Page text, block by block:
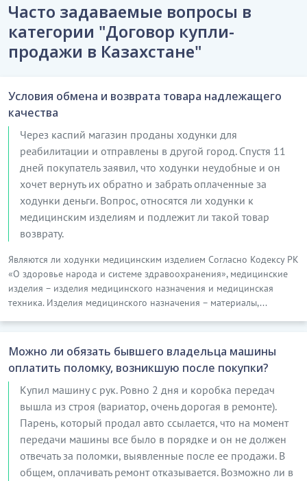
Часто задаваемые вопросы в
категории "Договор купли-
продажи в Казахстане"
Условия обмена и возврата товара надлежащего
качества
Через каспий магазин проданы ходунки для
реабилитации и отправлены в другой город. Спустя 11
дней покупатель заявил, что ходунки неудобные и он
хочет вернуть их обратно и забрать оплаченные за
ходунки деньги. Вопрос, относятся ли ходунки к
медицинским изделиям и подлежит ли такой товар
возврату.
Являются ли ходунки медицинским изделием Согласно Кодексу РК
«О здоровье народа и системе здравоохранения», медицинские
изделия – изделия медицинского назначения и медицинская
техника. Изделия медицинского назначения – материалы,...
Можно ли обязать бывшего владельца машины
оплатить поломку, возникшую после покупки?
Купил машину с рук. Ровно 2 дня и коробка передач
вышла из строя (вариатор, очень дорогая в ремонте).
Парень, который продал авто ссылается, что на момент
передачи машины все было в порядке и он не должен
отвечать за поломки, выявленные после ее продажи. В
общем, оплачивать ремонт отказывается. Возможно ли в